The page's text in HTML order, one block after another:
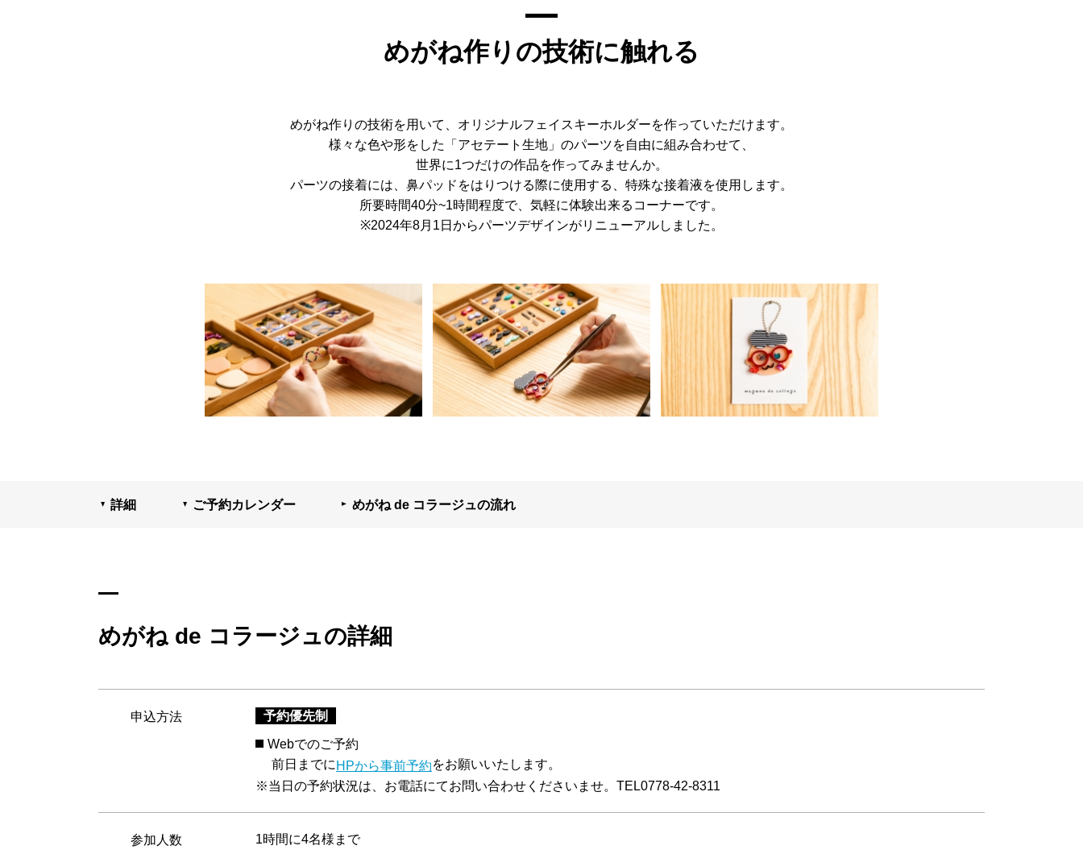
めがね作りの技術に触れる
めがね作りの技術を用いて、オリジナルフェイスキーホルダーを作っていただけます。
様々な色や形をした「アセテート生地」のパーツを自由に組み合わせて、
世界に1つだけの作品を作ってみませんか。
パーツの接着には、鼻パッドをはりつける際に使用する、特殊な接着液を使用します。
所要時間40分~1時間程度で、気軽に体験出来るコーナーです。
※2024年8月1日からパーツデザインがリニューアルしました。
詳細 ご予約カレンダー めがね de コラージュの流れ
めがね de コラージュの詳細
申込方法 予約優先制
Webでのご予約
前日までに HPから事前予約をお願いいたします。
※当日の予約状況は、お電話にてお問い合わせくださいませ。TEL0778-42-8311
参加人数 1時間に4名様まで